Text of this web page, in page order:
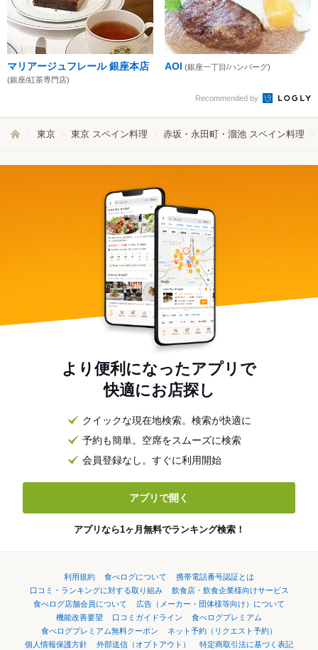
マリアージュフレール 銀座本店
(銀座/紅茶専門店)
AOI (銀座一丁目/ハンバーグ)
Recommended by
東京 東京 スペイン料理 赤坂・永田町・溜池 スペイン料理
より便利になったアプリで
快適にお店探し
クイックな現在地検索。検索が快適に
予約も簡単。空席をスムーズに検索
会員登録なし。すぐに利用開始
アプリで開く
アプリなら1ヶ月無料でランキング検索！
利用規約 食べログについて
携帯電話番号認証とは
口コミ・ランキングに対する取り組み
飲食店・飲食企業様向けサービス
食べログ店舗会員について
広告（メーカー・団体様等向け）について
機能改善要望
口コミガイドライン
食べログプレミアム
食べログプレミアム無料クーポン
ネット予約（リクエスト予約）
個人情報保護方針
外部送信（オプトアウト） 特定商取引法に基づく表記